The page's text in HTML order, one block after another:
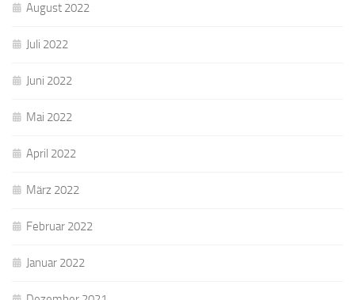
August 2022
Juli 2022
Juni 2022
Mai 2022
April 2022
März 2022
Februar 2022
Januar 2022